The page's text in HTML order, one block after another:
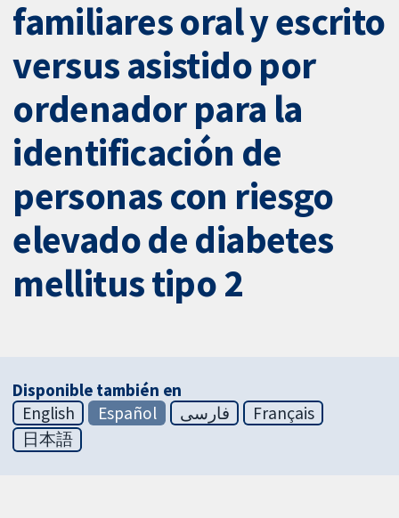
familiares oral y escrito
versus asistido por
ordenador para la
identificación de
personas con riesgo
elevado de diabetes
mellitus tipo 2
Disponible también en
English
Español فارسی
Français
日本語